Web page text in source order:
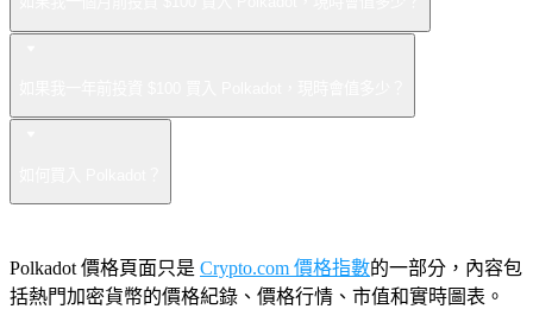
Polkadot 價格頁面只是 Crypto.com 價格指數的一部分，內容包
括熱門加密貨幣的價格紀錄、價格行情、市值和實時圖表。